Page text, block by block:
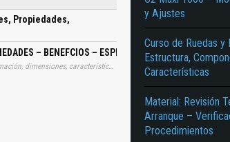
Propiedades,
– BENEFCIOS – ESPECIFICACIONES –
Tags: catalogo, catalogos, catálogos, especificaciones, gratuito, gratuitos, especificación, detalles, datos, técnicos, información, dimensiones, características, caracteristicas, datos, gratis, descargar, vehículo, vehículos, coche, coches, automotriz, aceites, 15w40, aprender, descargas
y Ajustes
Curso de Ruedas
Estructura,
Características
Material: Revisión
Arranque –
Procedimientos